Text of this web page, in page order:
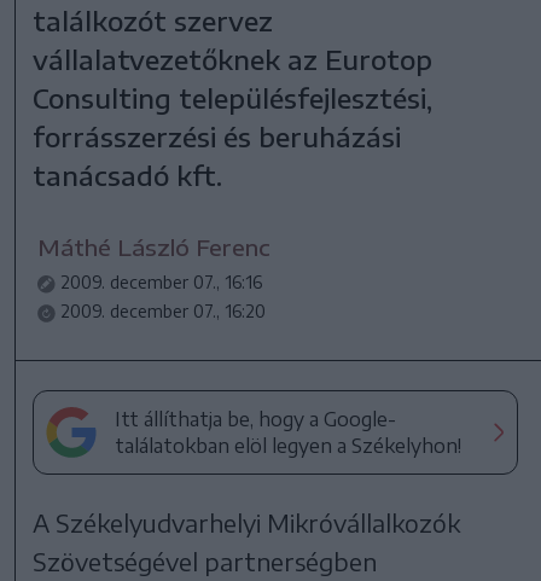
találkozót szervez
vállalatvezetőknek az Eurotop
Consulting településfejlesztési,
forrásszerzési és beruházási
tanácsadó kft.
Máthé László Ferenc
2009. december 07., 16:16
2009. december 07., 16:20
Itt állíthatja be, hogy a Google-
találatokban elöl legyen a Székelyhon!
A Székelyudvarhelyi Mikróvállalkozók
Szövetségével partnerségben